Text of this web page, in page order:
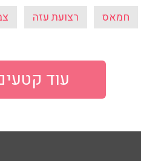
חמאס רצועת עזה
עוד